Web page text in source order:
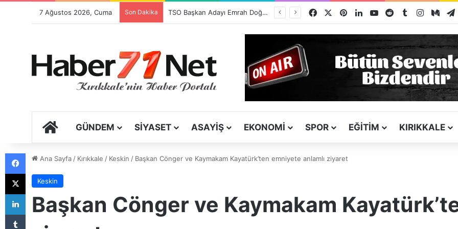
7 Ağustos 2026, Cuma Son Dakika Festival Sancısı Facebook PinterestLinkedInYouTubeRedditTumblrInstagram
ANA SAYFA
GÜNDEM SIYASET ASAYIŞ EKONOMI SPOR EĞITIM KIRIKKALE
Ana Sayfa/ Kırıkkale / Keskin / Başkan Cönger ve Kaymakam Kayatürk’ten emniyete anlamlı ziyaret
Keskin
Başkan Cönger ve Kaymakam
Tumblr